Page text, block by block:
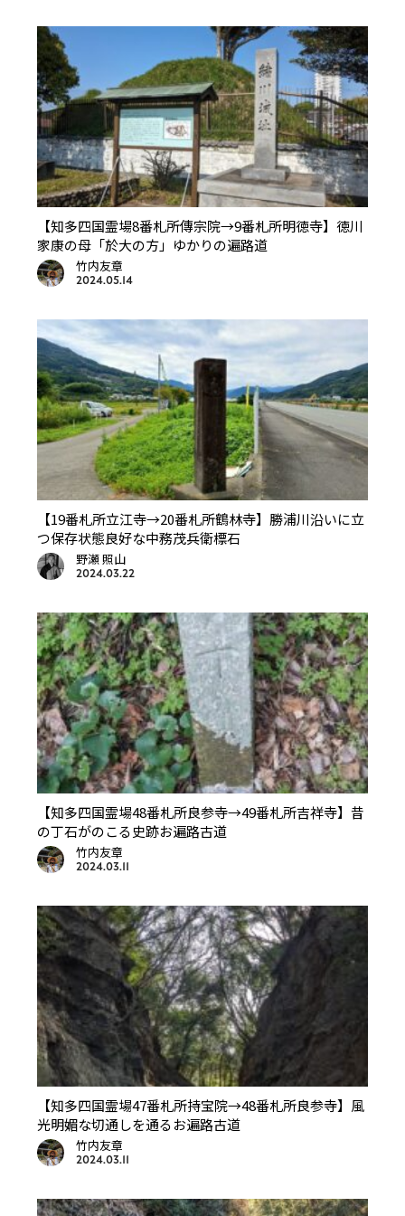
【知多四国霊場8番札所傳宗院→9番札所明徳寺】徳川
家康の母「於大の方」ゆかりの遍路道
竹内友章
2024.05.14
【19番札所立江寺→20番札所鶴林寺】勝浦川沿いに立
つ保存状態良好な中務茂兵衛標石
野瀬 照山
2024.03.22
【知多四国霊場48番札所良参寺→49番札所吉祥寺】昔
の丁石がのこる史跡お遍路古道
竹内友章
2024.03.11
【知多四国霊場47番札所持宝院→48番札所良参寺】風
光明媚な切通しを通るお遍路古道
竹内友章
2024.03.11